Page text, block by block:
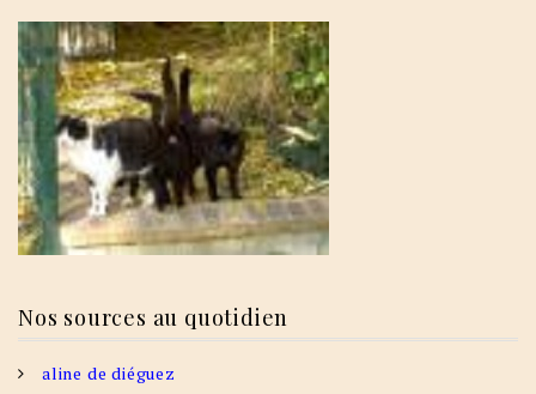
Nos sources au quotidien
aline de diéguez